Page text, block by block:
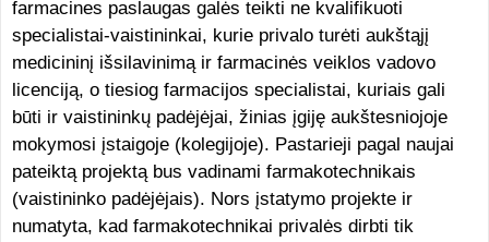
farmacines paslaugas galės teikti ne kvalifikuoti
specialistai-vaistininkai, kurie privalo turėti aukštąjį
medicininį išsilavinimą ir farmacinės veiklos vadovo
licenciją, o tiesiog farmacijos specialistai, kuriais gali
būti ir vaistininkų padėjėjai, žinias įgiję aukštesniojoje
mokymosi įstaigoje (kolegijoje). Pastarieji pagal naujai
pateiktą projektą bus vadinami farmakotechnikais
(vaistininko padėjėjais). Nors įstatymo projekte ir
numatyta, kad farmakotechnikai privalės dirbti tik